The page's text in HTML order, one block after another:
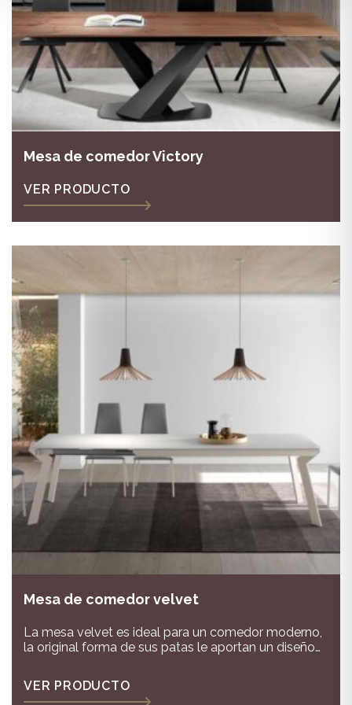
Mesa de comedor Victory
VER PRODUCTO
Mesa de comedor velvet
La mesa velvet es ideal para un comedor moderno,
la original forma de sus patas le aportan un diseño
acabados y la tapa en cristal o cerámicas
VER PRODUCTO